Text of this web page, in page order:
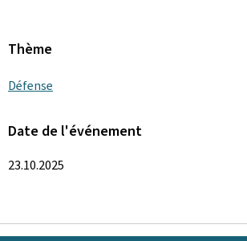
Thème
Défense
Date de l'événement
23.10.2025